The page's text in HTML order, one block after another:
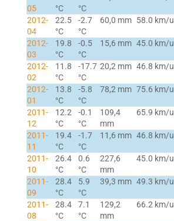
05
°C
°C
2012-
04
22.5
°C
-2.7
°C
60,0 mm 58.0 km/u
2012-
03
19.8
°C
-0.5
°C
15,6 mm 45.0 km/u
2012-
02
11.8
°C
-17.7
°C
20,2 mm 46.8 km/u
2012-
01
13.8
°C
-5.8
°C
78,2 mm 75.6 km/u
2011-
12
12.2
°C
-0.1
°C
109,4
mm
65.9 km/u
2011-
11
19.4
°C
-1.7
°C
11,6 mm 46.8 km/u
2011-
10
26.4
°C
0.6
°C
227,6
mm
45.0 km/u
2011-
09
28.4
°C
5.9
°C
39,3 mm 49.3 km/u
2011-
08
28.4
°C
7.1
°C
129,2
mm
66.2 km/u